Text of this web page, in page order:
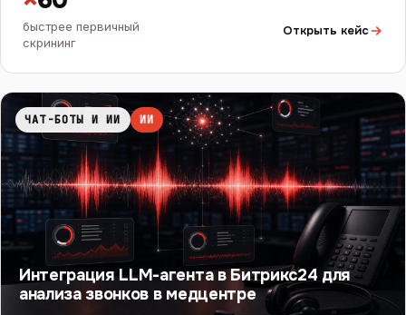
быстрее первичный
скрининг
Открыть кейс
ЧАТ-БОТЫ И ИИ ИИ
Интеграция LLM-агента в Битрикс24 для
анализа звонков в медцентре